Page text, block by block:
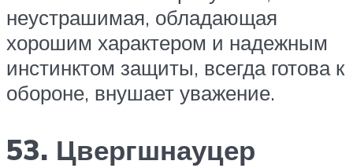
неустрашимая, обладающая
хорошим характером и надежным
инстинктом защиты, всегда готова к
обороне, внушает уважение.
53. Цвергшнауцер